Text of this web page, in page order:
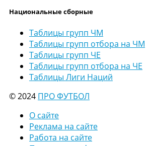
Национальные сборные
Таблицы групп ЧМ
Таблицы групп отбора на ЧМ
Таблицы групп ЧЕ
Таблицы групп отбора на ЧЕ
Таблицы Лиги Наций
© 2024 ПРО ФУТБОЛ
О сайте
Реклама на сайте
Работа на сайте